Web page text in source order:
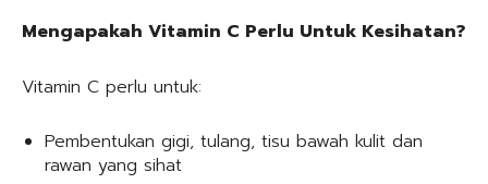
Mengapakah Vitamin C Perlu Untuk Kesihatan?
Vitamin C perlu untuk:
Pembentukan gigi, tulang, tisu bawah kulit dan
rawan yang sihat